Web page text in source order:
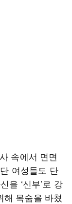
속에서 면면
여성들도 단
을 ‘신부’로 강
목숨을 바쳤